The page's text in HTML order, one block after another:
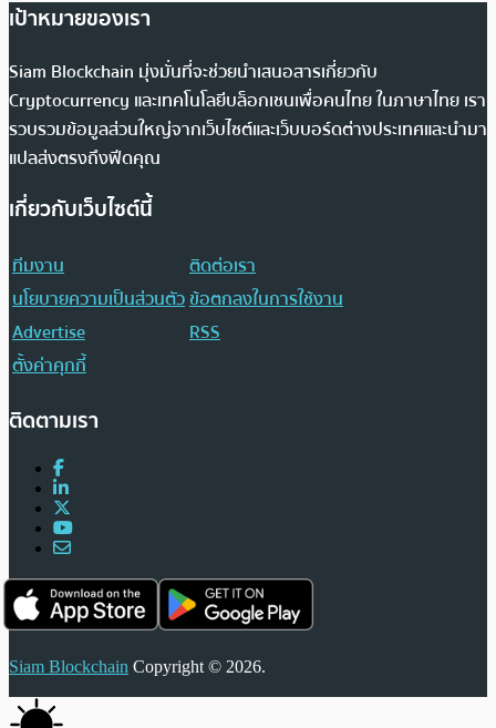
เป้าหมายของเรา
Siam Blockchain มุ่งมั่นที่จะช่วยนำเสนอสารเกี่ยวกับ
Cryptocurrency และเทคโนโลยีบล็อกเชนเพื่อคนไทย ในภาษาไทย เรา
รวบรวมข้อมูลส่วนใหญ่จากเว็บไซต์และเว็บบอร์ดต่างประเทศและนำมา
แปลส่งตรงถึงฟีดคุณ
เกี่ยวกับเว็บไซต์นี้
ทีมงาน
ติดต่อเรา
นโยบายความเป็นส่วนตัวข้อตกลงในการใช้งาน
Advertise
RSS
ตั้งค่าคุกกี้
ติดตามเรา
Siam Blockchain Copyright © 2026.